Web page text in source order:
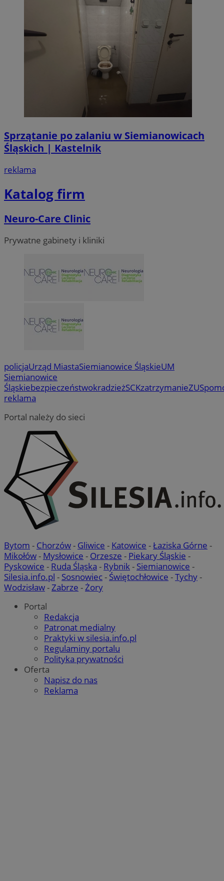
Sprzątanie po zalaniu w Siemianowicach
Śląskich | Kastelnik
reklama
Katalog firm
Neuro-Care Clinic
Prywatne gabinety i kliniki
policjaUrząd MiastaSiemianowice ŚląskieUM
Siemianowice
ŚląskiebezpieczeństwokradzieżSCKzatrzymanieZUS
reklama
Portal należy do sieci
Bytom - Chorzów- Gliwice - Katowice -Łaziska Górne -
Mikołów- Mysłowice - Orzesze - Piekary Śląskie -
Pyskowice - Ruda Śląska - Rybnik- Siemianowice -
Silesia.info.pl - Sosnowiec- Świętochłowice -Tychy-
Wodzisław-Zabrze -Żory
Portal
Redakcja
Patronat medialny
Praktyki w silesia.info.pl
Regulaminy portalu
Polityka prywatności
Oferta
Napisz do nas
Reklama